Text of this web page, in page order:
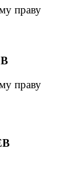
праву
праву